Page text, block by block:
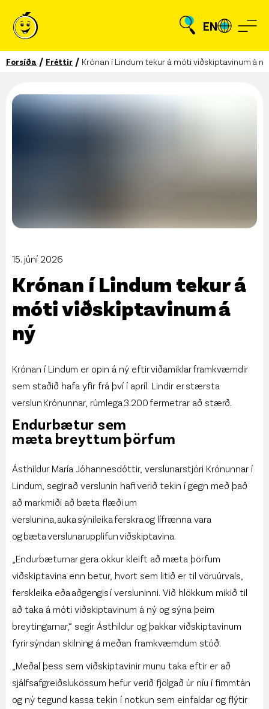
EN
Forsíða / Fréttir / Krónan í Lindum tekur á móti viðskiptavinum á ný
15. júní 2026
Krónan í Lindum tekur á
móti viðskiptavinum á
ný
Krónan í Lindum er opin á ný eftir viðamiklar framkvæmdir
sem staðið hafa yfir frá því í apríl. Lindir er stærsta
verslun Krónunnar, rúmlega 3.200 fermetrar að stærð.
Endurbætur sem
mæta breyttum þörfum
Ásthildur María Jóhannesdóttir, verslunarstjóri Krónunnar í
Lindum, segir að verslunin hafi verið tekin í gegn með það
að markmiði að bæta flæði um
verslunina, auka sýnileika ferskra og lífrænna vara
og bæta verslunarupplifun viðskiptavina.
„Endurbæturnar gera okkur kleift að mæta þörfum
viðskiptavina enn betur, hvort sem litið er til vöruúrvals,
ferskleika eða aðgengis í versluninni. Við hlökkum mikið til
að taka á móti viðskiptavinum á ný og sýna þeim
breytingarnar,“ segir Ásthildur og þakkar viðskiptavinum
fyrir sýndan skilning á meðan framkvæmdum stóð.
„Meðal þess sem viðskiptavinir munu taka eftir er að
sjálfsafgreiðslukössum hefur verið fjölgað úr níu í fimmtán
og ný tegund kassa tekin í notkun sem einfaldar og flýtir